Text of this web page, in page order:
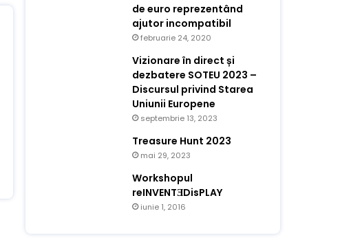
de euro reprezentând
ajutor incompatibil
februarie 24, 2020
Vizionare în direct și
dezbatere SOTEU 2023 –
Discursul privind Starea
Uniunii Europene
septembrie 13, 2023
Treasure Hunt 2023
mai 29, 2023
Workshopul
reINVENTƎDisPLAY
iunie 1, 2016